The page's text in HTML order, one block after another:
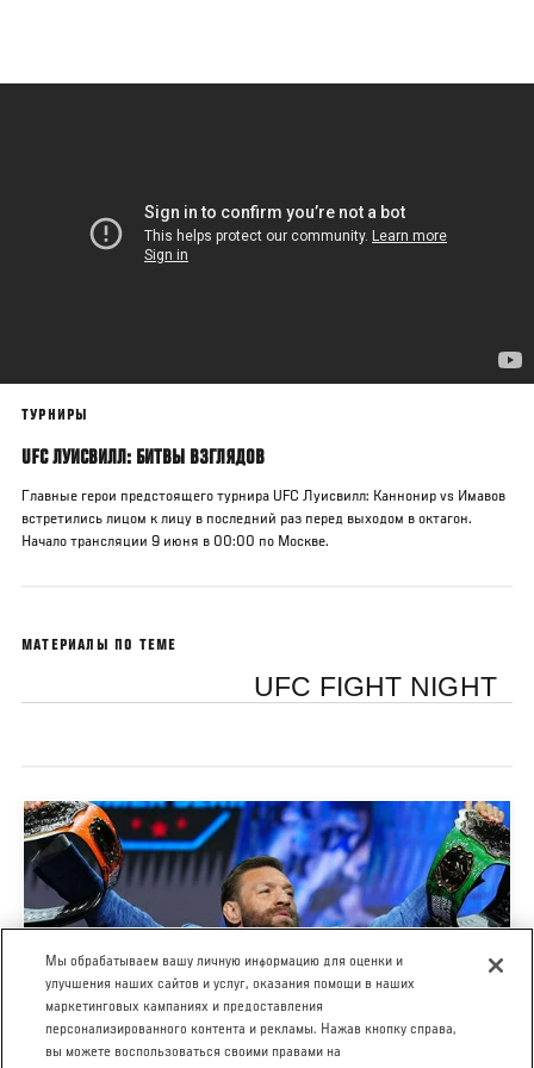
основному
ТУРНИРЫ
UFC ЛУИСВИЛЛ: БИТВЫ ВЗГЛЯДОВ
Главные герои предстоящего турнира UFC Луисвилл: Каннонир vs Имавов
встретились лицом к лицу в последний раз перед выходом в октагон.
Начало трансляции 9 июня в 00:00 по Москве.
МАТЕРИАЛЫ ПО ТЕМЕ
UFC FIGHT NIGHT
UFC 329: МАКГРЕГОР VS ХОЛЛОУЭЙ - ПРЕСС-
Мы обрабатываем вашу личную информацию для оценки и
улучшения наших сайтов и услуг, оказания помощи в наших
маркетинговых кампаниях и предоставления
персонализированного контента и рекламы. Нажав кнопку справа,
вы можете воспользоваться своими правами на